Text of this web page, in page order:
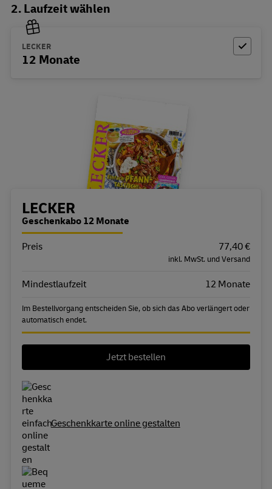
2. Laufzeit wählen
LECKER
12 Monate
Bestellübersicht
LECKER
Geschenkabo 12 Monate
Eigenschaft
Preis 77,40 €
inkl. MwSt. und Versand
Mindestlaufzeit 12 Monate
Im Bestellvorgang entscheiden Sie, ob sich das Abo verlängert oder
automatisch endet.
Jetzt bestellen
Geschenkkarte online gestalten